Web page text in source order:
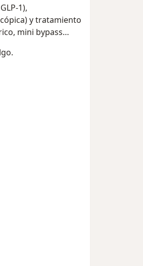
y tratamiento
mini bypass